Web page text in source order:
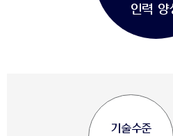
인력 양
기술수준